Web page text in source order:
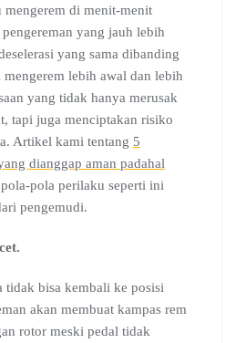
mengerem di menit-menit
yang jauh lebih
yang sama dibanding
lebih awal dan lebih
yang tidak hanya merusak
tapi juga menciptakan risiko
Artikel kami tentang 5
dianggap aman padahal
pola perilaku seperti ini
pengemudi.
bisa kembali ke posisi
akan membuat kampas rem
rotor meski pedal tidak